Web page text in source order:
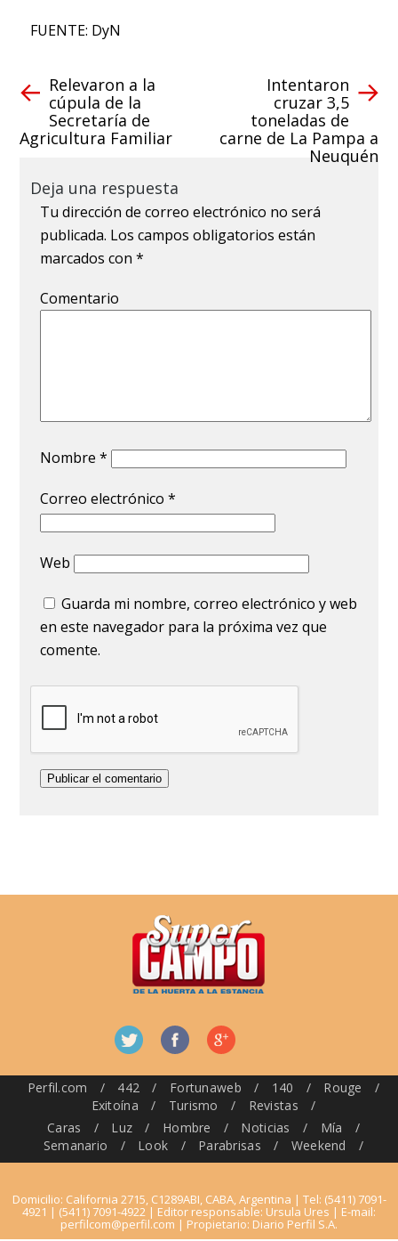
FUENTE: DyN
Relevaron a la
cúpula de la
Secretaría de
Agricultura Familiar
Intentaron
cruzar 3,5
toneladas de
carne de La Pampa a
Neuquén
Deja una respuesta
Tu dirección de correo electrónico no será
publicada. Los campos obligatorios están
marcados con*
Comentario
Nombre*
Correo electrónico*
Web
Guarda mi nombre, correo electrónico y web
en este navegador para la próxima vez que
comente.
Perfil.com / 442 / Fortunaweb / 140 / Rouge
/
Exitoína
/ Turismo / Revistas
/
Caras
/ Luz / Hombre / Noticias / Mía
/
Semanario
/ Look / Parabrisas / Weekend /
Domicilio: California 2715, C1289ABI, CABA, Argentina | Tel: (5411) 7091-
4921 | (5411) 7091-4922 | Editor responsable: Ursula Ures | E-mail:
perfilcom@perfil.com | Propietario: Diario Perfil S.A.